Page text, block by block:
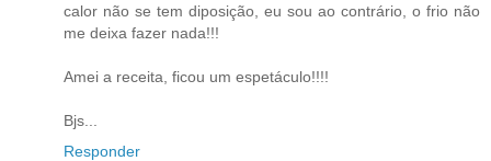
calor não se tem diposição, eu sou ao contrário, o frio não
me deixa fazer nada!!!
Amei a receita, ficou um espetáculo!!!!
Bjs...
Responder